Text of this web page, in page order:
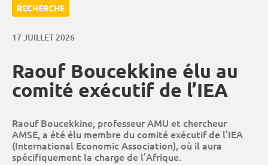
RECHERCHE
17 JUILLET 2026
Raouf Boucekkine élu au
comité exécutif de l’IEA
Raouf Boucekkine, professeur AMU et chercheur
AMSE, a été élu membre du comité exécutif de l’IEA
(International Economic Association), où il aura
spécifiquement la charge de l’Afrique.